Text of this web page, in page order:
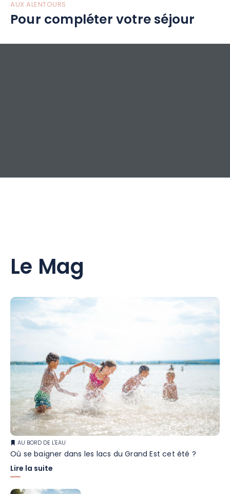
AUX ALENTOURS
Pour compléter votre séjour
Le Mag
AU BORD DE L'EAU
Où se baigner dans les lacs du Grand Est cet été ?
Lire la suite